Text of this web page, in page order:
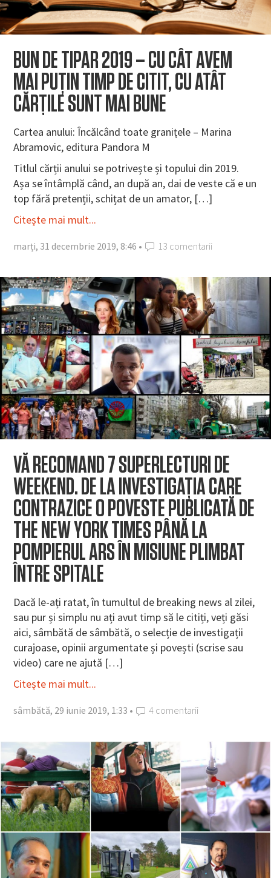
BUN DE TIPAR 2019 – CU CÂT AVEM
MAI PUȚIN TIMP DE CITIT, CU ATÂT
CĂRȚILE SUNT MAI BUNE
Cartea anului: Încălcând toate granițele – Marina
Abramovic, editura Pandora M
Titlul cărții anului se potrivește și topului din 2019.
Așa se întâmplă când, an după an, dai de veste că e un
top fără pretenții, schițat de un amator, […]
Citește mai mult...
marți, 31 decembrie 2019, 8:46 • 13 comentarii
VĂ RECOMAND 7 SUPERLECTURI DE
WEEKEND. DE LA INVESTIGAŢIA CARE
CONTRAZICE O POVESTE PUBLICATĂ DE
THE NEW YORK TIMES PÂNĂ LA
POMPIERUL ARS ÎN MISIUNE PLIMBAT
ÎNTRE SPITALE
Dacă le-ați ratat, în tumultul de breaking news al zilei,
sau pur și simplu nu ați avut timp să le citiți, veți găsi
aici, sâmbătă de sâmbătă, o selecție de investigații
curajoase, opinii argumentate și povești (scrise sau
video) care ne ajută […]
Citește mai mult...
sâmbătă, 29 iunie 2019, 1:33 • 4 comentarii